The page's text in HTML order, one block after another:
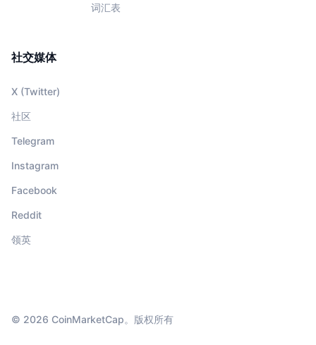
词汇表
社交媒体
X (Twitter)
社区
Telegram
Instagram
Facebook
Reddit
领英
© 2026 CoinMarketCap。版权所有